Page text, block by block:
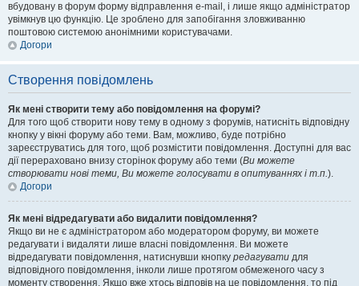
вбудовану в форум форму відправлення e-mail, і лише якщо адміністратор
увімкнув цю функцію. Це зроблено для запобігання зловживанню
поштовою системою анонімними користувачами.
Догори
Створення повідомлень
Як мені створити тему або повідомлення на форумі?
Для того щоб створити нову тему в одному з форумів, натисніть відповідну
кнопку у вікні форуму або теми. Вам, можливо, буде потрібно
зареєструватись для того, щоб розмістити повідомлення. Доступні для вас
дії перераховано внизу сторінок форуму або теми (Ви можете
створювати нові теми, Ви можете голосувати в опитуваннях і т.п.).
Догори
Як мені відредагувати або видалити повідомлення?
Якщо ви не є адміністратором або модератором форуму, ви можете
редагувати і видаляти лише власні повідомлення. Ви можете
відредагувати повідомлення, натиснувши кнопку редагувати для
відповідного повідомлення, інколи лише протягом обмеженого часу з
моменту створення. Якщо вже хтось відповів на це повідомлення, то під